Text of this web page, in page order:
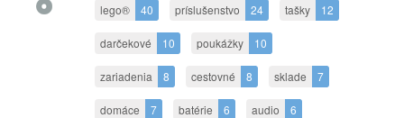
lego® 40 príslušenstvo 24 tašky 12
darčekové 10 poukážky 10
zariadenia 8 cestovné 8 sklade 7
domáce 7 batérie 6 audio 6